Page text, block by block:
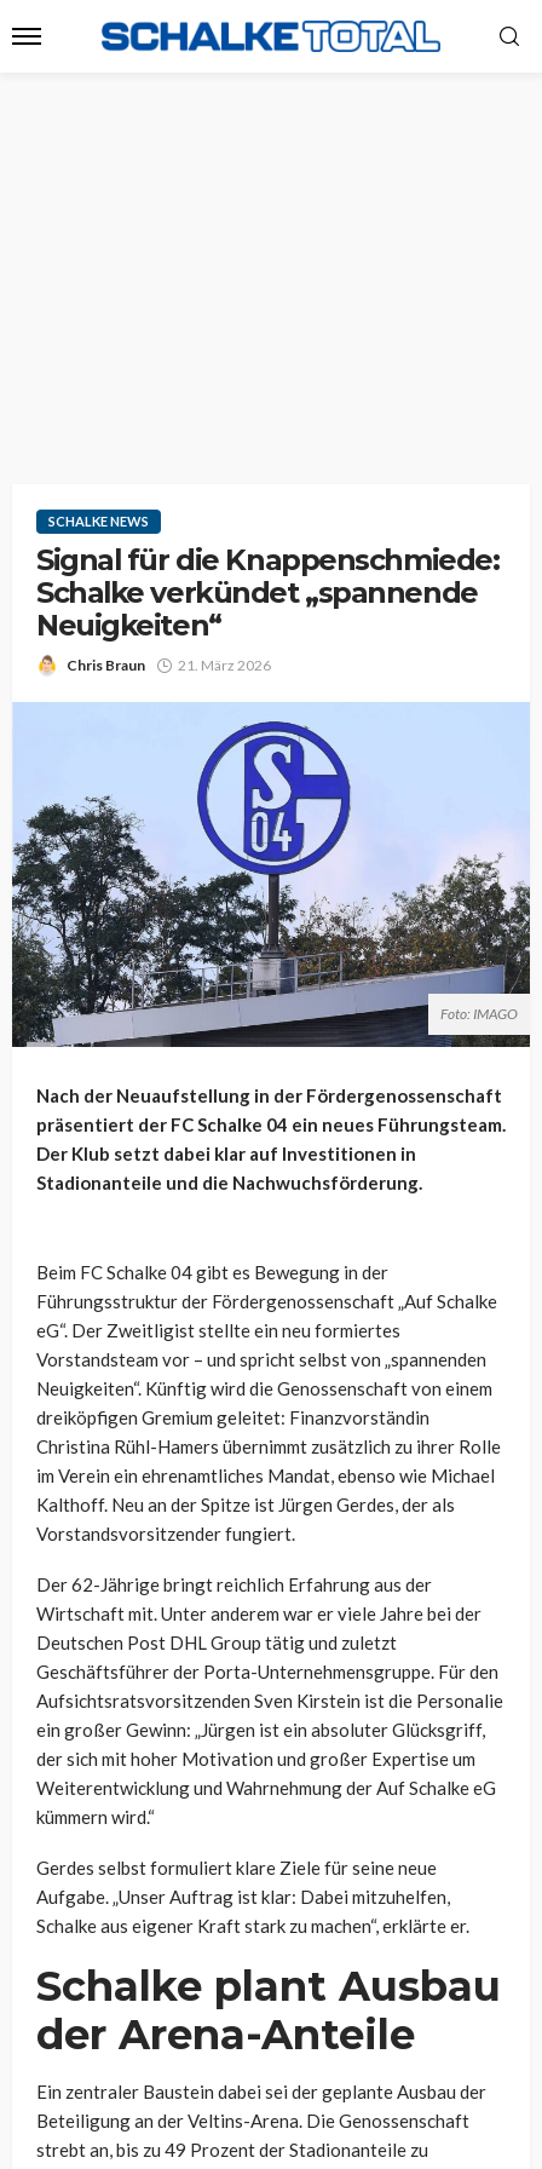
SCHALKE NEWS
Signal für die Knappenschmiede:
Schalke verkündet „spannende
Neuigkeiten“
Chris Braun 21. März 2026
Foto: IMAGO
Nach der Neuaufstellung in der Fördergenossenschaft
präsentiert der FC Schalke 04 ein neues Führungsteam.
Der Klub setzt dabei klar auf Investitionen in
Stadionanteile und die Nachwuchsförderung.
Beim FC Schalke 04 gibt es Bewegung in der
Führungsstruktur der Fördergenossenschaft „Auf Schalke
eG“. Der Zweitligist stellte ein neu formiertes
Vorstandsteam vor – und spricht selbst von „spannenden
Neuigkeiten“. Künftig wird die Genossenschaft von einem
dreiköpfigen Gremium geleitet: Finanzvorständin
Christina Rühl-Hamers übernimmt zusätzlich zu ihrer Rolle
im Verein ein ehrenamtliches Mandat, ebenso wie Michael
Kalthoff. Neu an der Spitze ist Jürgen Gerdes, der als
Vorstandsvorsitzender fungiert.
Der 62-Jährige bringt reichlich Erfahrung aus der
Wirtschaft mit. Unter anderem war er viele Jahre bei der
Deutschen Post DHL Group tätig und zuletzt
Geschäftsführer der Porta-Unternehmensgruppe. Für den
Aufsichtsratsvorsitzenden Sven Kirstein ist die Personalie
ein großer Gewinn: „Jürgen ist ein absoluter Glücksgriff,
der sich mit hoher Motivation und großer Expertise um
Weiterentwicklung und Wahrnehmung der Auf Schalke eG
kümmern wird.“
Gerdes selbst formuliert klare Ziele für seine neue
Aufgabe. „Unser Auftrag ist klar: Dabei mitzuhelfen,
Schalke aus eigener Kraft stark zu machen“, erklärte er.
Schalke plant Ausbau
der Arena-Anteile
Ein zentraler Baustein dabei sei der geplante Ausbau der
Beteiligung an der Veltins-Arena. Die Genossenschaft
strebt an, bis zu 49 Prozent der Stadionanteile zu